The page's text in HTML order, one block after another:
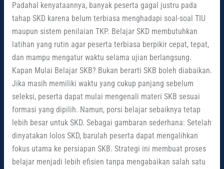
Padahal kenyataannya, banyak peserta gagal justru pada
tahap SKD karena belum terbiasa menghadapi soal-soal TIU
maupun sistem penilaian TKP. Belajar SKD membutuhkan
latihan yang rutin agar peserta terbiasa berpikir cepat, tepat,
dan mampu mengatur waktu selama ujian berlangsung.
Kapan Mulai Belajar SKB? Bukan berarti SKB boleh diabaikan.
Jika masih memiliki waktu yang cukup panjang sebelum
seleksi, peserta dapat mulai mengenali materi SKB sesuai
formasi yang dipilih. Namun, porsi belajar sebaiknya tetap
lebih besar untuk SKD. Sebagai gambaran sederhana: Setelah
dinyatakan lolos SKD, barulah peserta dapat mengalihkan
fokus utama ke persiapan SKB. Strategi ini membuat proses
belajar menjadi lebih efisien tanpa mengabaikan salah satu